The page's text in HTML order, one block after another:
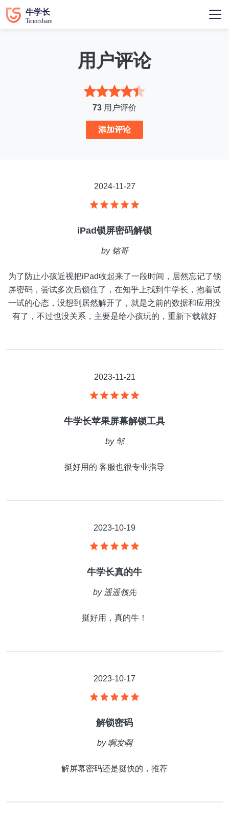
用户评论
73 用户评价
添加评论
2024-11-27
iPad锁屏密码解锁
by 铭哥
为了防止小孩近视把iPad收起来了一段时间，居然忘记了锁
屏密码，尝试多次后锁住了，在知乎上找到牛学长，抱着试
一试的心态，没想到居然解开了，就是之前的数据和应用没
有了，不过也没关系，主要是给小孩玩的，重新下载就好
2023-11-21
牛学长苹果屏幕解锁工具
by 邹
挺好用的 客服也很专业指导
2023-10-19
牛学长真的牛
by 遥遥领先
挺好用，真的牛！
2023-10-17
解锁密码
by 啊发啊
解屏幕密码还是挺快的，推荐